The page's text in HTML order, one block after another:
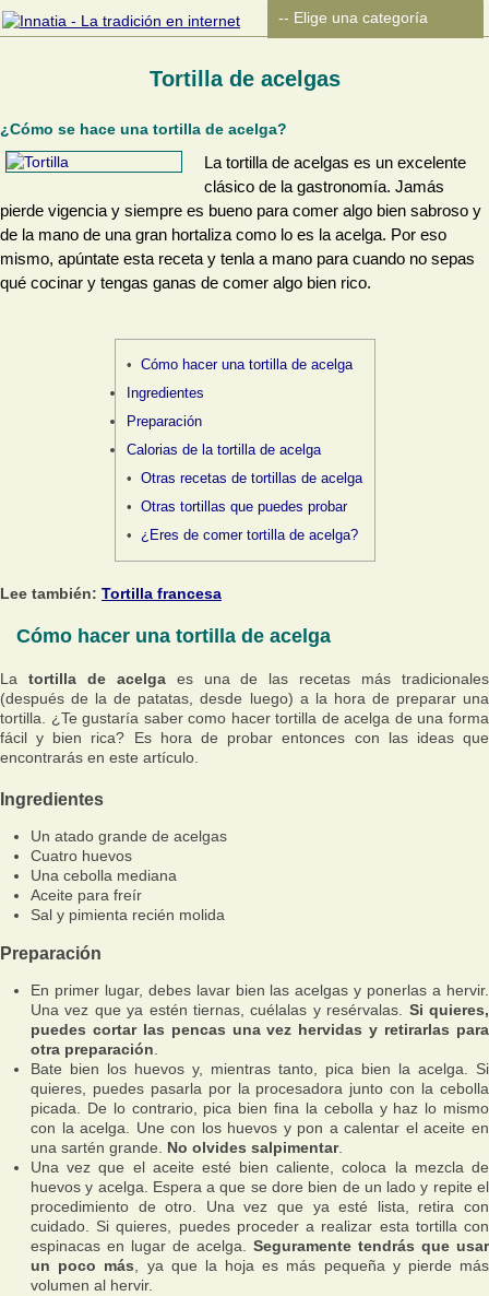
Tortilla de acelgas
¿Cómo se hace una tortilla de acelga?
La tortilla de acelgas es un excelente
clásico de la gastronomía. Jamás
pierde vigencia y siempre es bueno para comer algo bien sabroso y
de la mano de una gran hortaliza como lo es la acelga. Por eso
mismo, apúntate esta receta y tenla a mano para cuando no sepas
qué cocinar y tengas ganas de comer algo bien rico.
Cómo hacer una tortilla de acelga
Ingredientes
Preparación
Calorias de la tortilla de acelga
Otras recetas de tortillas de acelga
Otras tortillas que puedes probar
¿Eres de comer tortilla de acelga?
Lee también: Tortilla francesa
Cómo hacer una tortilla de acelga
La tortilla de acelgaes una de las recetas más tradicionales
(después de la de patatas, desde luego) a la hora de preparar una
tortilla. ¿Te gustaría saber como hacer tortilla de acelga de una forma
fácil y bien rica? Es hora de probar entonces con las ideas que
encontrarás en este artículo.
Ingredientes
Un atado grande de acelgas
Cuatro huevos
Una cebolla mediana
Aceite para freír
Sal y pimienta recién molida
Preparación
En primer lugar, debes lavar bien las acelgas y ponerlas a hervir.
Una vez que ya estén tiernas, cuélalas y resérvalas. Si quieres,
puedes cortar las pencas una vez hervidas y retirarlas para
otra preparación
Bate bien los huevos y, mientras tanto, pica bien la acelga. Si
quieres, puedes pasarla por la procesadora junto con la cebolla
picada. De lo contrario, pica bien fina la cebolla y haz lo mismo
con la acelga. Une con los huevos y pon a calentar el aceite en
una sartén grande. No olvides salpimentar.
Una vez que el aceite esté bien caliente, coloca la mezcla de
huevos y acelga. Espera a que se dore bien de un lado y repite el
procedimiento de otro. Una vez que ya esté lista, retira con
cuidado. Si quieres, puedes proceder a realizar esta tortilla con
espinacas en lugar de acelga. Seguramente tendrás que usar
un poco más , ya que la hoja es más pequeña y pierde más
volumen al hervir.